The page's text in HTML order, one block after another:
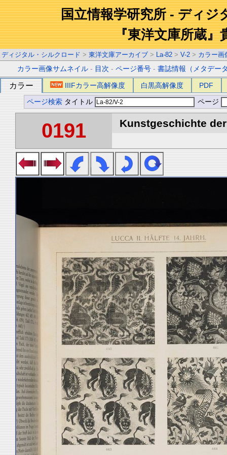
国立情報学研究所 - ディジ
『東洋文庫所蔵』
ディジタル・シルクロード > 東洋文庫アーカイブ > La-82 > V-2 > カラー画
カラー画像サムネイル - 目次 -ページ番号 -書誌情報（メタデー
カラー IIIFカラー高解像度 白黒高解像度 PDF
ページ検索 タイトル ページ
0191 Kunstgeschichte